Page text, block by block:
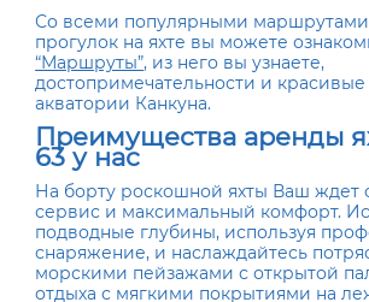
Со всеми популярными
прогулок на яхте вы можете
“Маршруты”, из него вы узнаете,
достопримечательности и красивые
акватории Канкуна.
Преимущества аренды
63 у нас
На борту роскошной яхты Ваш ждет
сервис и максимальный комфорт.
подводные глубины, используя
снаряжение, и наслаждайтесь
морскими пейзажами с открытой
отдыха с мягкими покрытиями на